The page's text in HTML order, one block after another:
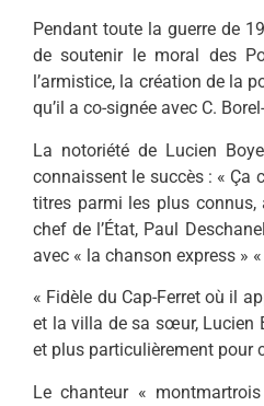
Pendant toute la guerre de
de sou­tenir le moral des
l’armistice, la création de la
qu’il a co-signée avec C.
La notoriété de Lucien
connaissent le succès : « Ça
titres parmi les plus
chef de l’État, Paul
avec « la chanson express »
« Fidèle du Cap-Ferret où il
et la villa de sa sœur, Lucien
et plus particu­lièrement pour
Le chanteur «